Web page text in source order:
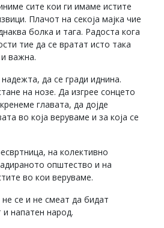
сите кои ги имаме истите
Плачот на секоја мајка чие
болка и тага. Радоста кога
тие да се вратат исто така
важна.
да се гради иднина.
на нозе. Да изгрее сонцето
главата, да дојде
во која веруваме и за која се
на колективно
општество и на
во кои веруваме.
се и не смеат да бидат
напатен народ.